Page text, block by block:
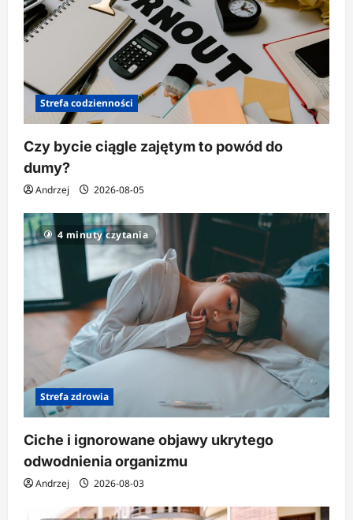
Strefa codzienności
Czy bycie ciągle zajętym to powód do
dumy?
Andrzej 2026-08-05
4 minuty czytania
Strefa zdrowia
Ciche i ignorowane objawy ukrytego
odwodnienia organizmu
Andrzej 2026-08-03